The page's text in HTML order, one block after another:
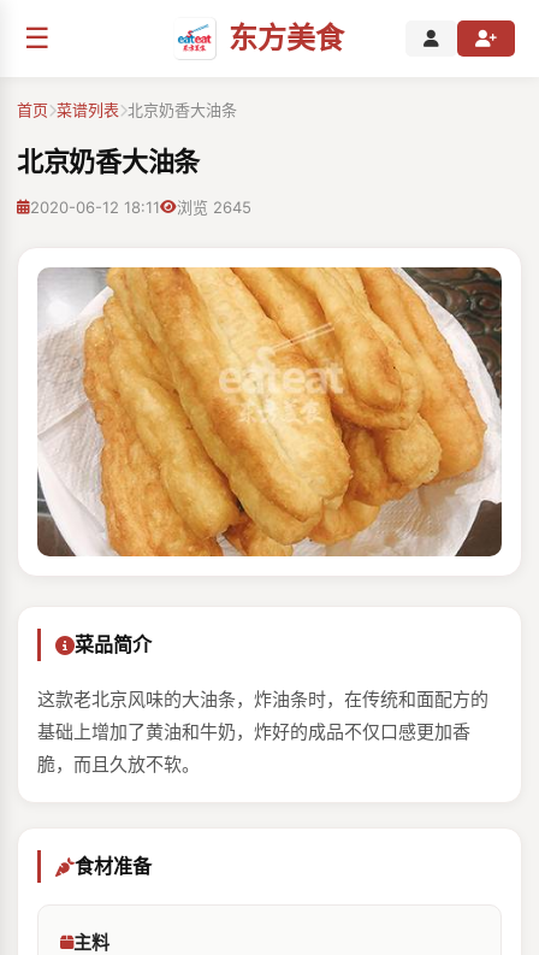
☰ 东方美食
首页 菜谱列表 北京奶香大油条
北京奶香大油条
2020-06-12 18:11 浏览 2645
菜品简介
这款老北京风味的大油条，炸油条时，在传统和面配方的
基础上增加了黄油和牛奶，炸好的成品不仅口感更加香
脆，而且久放不软。
食材准备
主料